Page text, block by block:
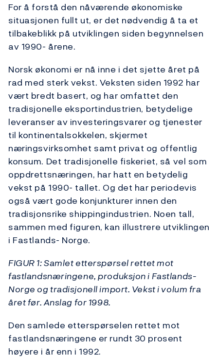
For å forstå den nåværende økonomiske
situasjonen fullt ut, er det nødvendig å ta et
tilbakeblikk på utviklingen siden begynnelsen
av 1990- årene.
Norsk økonomi er nå inne i det sjette året på
rad med sterk vekst. Veksten siden 1992 har
vært bredt basert, og har omfattet den
tradisjonelle eksportindustrien, betydelige
leveranser av investeringsvarer og tjenester
til kontinentalsokkelen, skjermet
næringsvirksomhet samt privat og offentlig
konsum. Det tradisjonelle fiskeriet, så vel som
oppdrettsnæringen, har hatt en betydelig
vekst på 1990- tallet. Og det har periodevis
også vært gode konjunkturer innen den
tradisjonsrike shippingindustrien. Noen tall,
sammen med figuren, kan illustrere utviklingen
i Fastlands- Norge.
FIGUR 1: Samlet etterspørsel rettet mot
fastlandsnæringene, produksjon i Fastlands-
Norge og tradisjonell import. Vekst i volum fra
året før. Anslag for 1998.
Den samlede etterspørselen rettet mot
fastlandsnæringene er rundt 30 prosent
høyere i år enn i 1992.